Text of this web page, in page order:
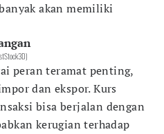
akan memiliki
peran teramat penting,
dan ekspor. Kurs
bisa berjalan dengan
kerugian terhadap